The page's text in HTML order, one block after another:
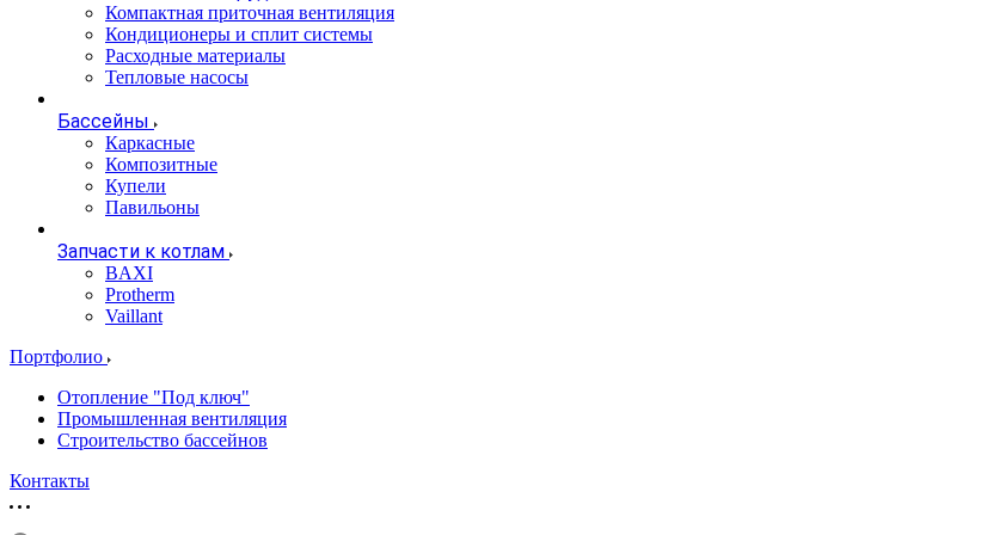
Компактная приточная вентиляция
Кондиционеры и сплит системы
Расходные материалы
Тепловые насосы
Бассейны
Каркасные
Композитные
Купели
Павильоны
Запчасти к котлам
BAXI
Protherm
Vaillant
Портфолио
Отопление "Под ключ"
Промышленная вентиляция
Строительство бассейнов
Контакты